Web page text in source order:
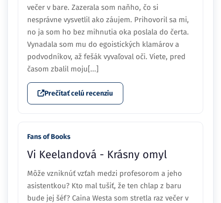
večer v bare. Zazerala som naňho, čo si
nesprávne vysvetlil ako záujem. Prihovoril sa mi,
no ja som ho bez mihnutia oka poslala do čerta.
Vynadala som mu do egoistických klamárov a
podvodníkov, až fešák vyvaľoval oči. Viete, pred
časom zbalil moju[...]
Prečítať celú recenziu
Fans of Books
Vi Keelandová - Krásny omyl
Môže vzniknúť vzťah medzi profesorom a jeho
asistentkou? Kto mal tušiť, že ten chlap z baru
bude jej šéf? Caina Westa som stretla raz večer v